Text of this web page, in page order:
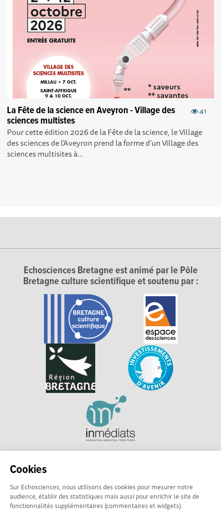
Cookies
Sur Echosciences, nous utilisons des cookies pour mesurer notre
audience, établir des statistiques mais aussi pour enrichir le site de
fonctionnalités supplémentaires (commentaires et widgets).
41
La Fête de la science en Aveyron - Village des
sciences multistes
Pour cette édition 2026 de la Fête de la science, le Village
des sciences de l’Aveyron prend la forme d’un Village des
sciences multisites à...
Echosciences Bretagne est animé par le Pôle
Bretagne culture scientifique et soutenu par :
Explorer, s’exprimer, rentrer en contact : Echosciences
Bretagne est le réseau social des amateurs et passionnés de
sciences et de technologies en Bretagne.
Les contenus sont sous Licence Creative Commons Attribution - Pas d'Utilisation
Commerciale - Partage à l'Identique